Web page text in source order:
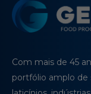
Com mais de 45
portfólio amplo de